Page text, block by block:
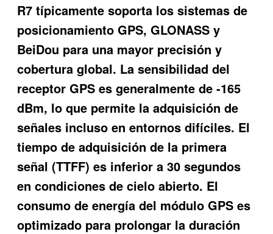
R7 típicamente soporta los sistemas de
posicionamiento GPS, GLONASS y
BeiDou para una mayor precisión y
cobertura global. La sensibilidad del
receptor GPS es generalmente de -165
dBm, lo que permite la adquisición de
señales incluso en entornos difíciles. El
tiempo de adquisición de la primera
señal (TTFF) es inferior a 30 segundos
en condiciones de cielo abierto. El
consumo de energía del módulo GPS es
optimizado para prolongar la duración